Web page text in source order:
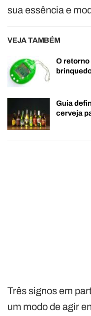
sua essência e
VEJA TAMBÉM
O retorno
Guia
cerveja
Três signos em
um modo de agir